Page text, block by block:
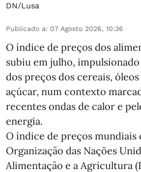
DN/Lusa
Publicado a: 07 Agosto 2026, 10:36
O índice de preços dos
subiu em julho,
dos preços dos cereais,
açúcar, num contexto
recentes ondas de calor e
energia.
O índice de preços mundiais
Organização das Nações
Alimentação e a Agricultura